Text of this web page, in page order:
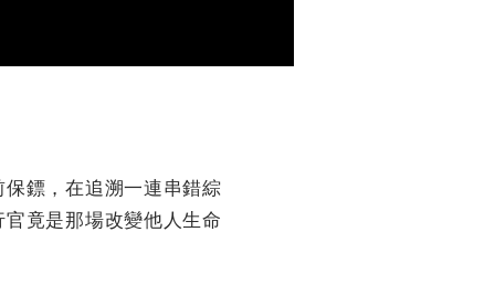
保鏢，在追溯一連串錯綜
官竟是那場改變他人生命